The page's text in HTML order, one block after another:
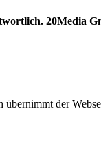
20Media
der